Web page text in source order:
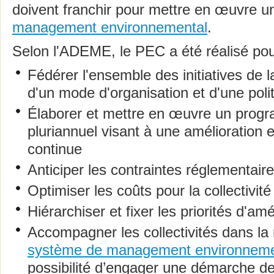
doivent franchir pour mettre en œuvre
management environnemental.
Selon l'ADEME, le PEC a été réalisé
Fédérer l'ensemble des initiatives de
d'un mode d'organisation et d'une
Élaborer et mettre en œuvre un
pluriannuel visant à une amélioration
continue
Anticiper les contraintes
Optimiser les coûts pour la collectivité
Hiérarchiser et fixer les priorités
Accompagner les collectivités dans la
système de management
possibilité d’engager une démarche